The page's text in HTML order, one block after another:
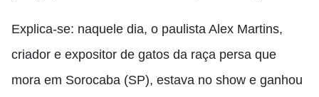
Explica-se: naquele dia, o paulista Alex Martins,
criador e expositor de gatos da raça persa que
mora em Sorocaba (SP), estava no show e ganhou